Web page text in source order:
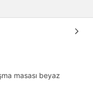
masası beyaz